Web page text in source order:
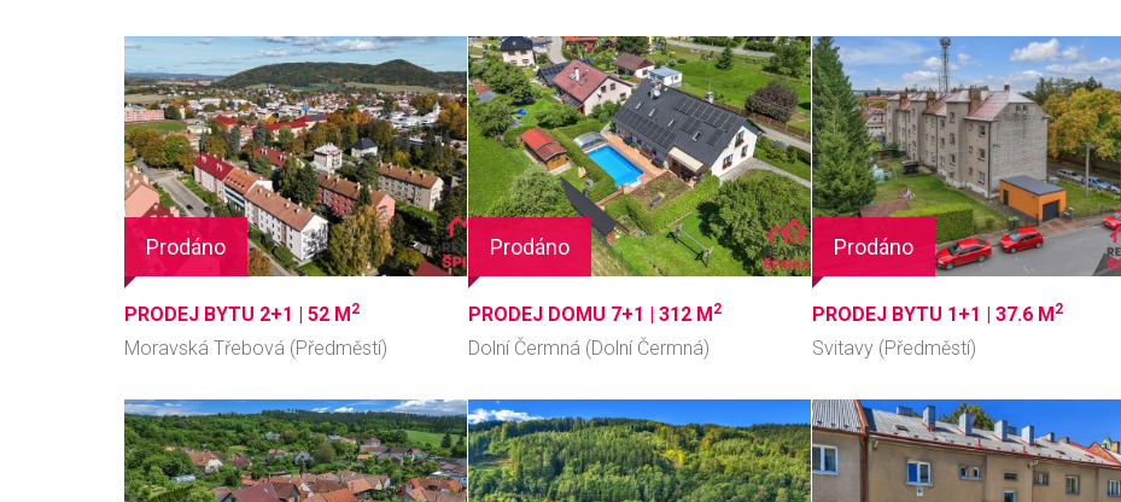
Prodáno
PRODEJ BYTU 2+1 | 52 M 2
Moravská Třebová (Předměstí)
Prodáno
PRODEJ DOMU 7+1 | 312 M 2
Dolní Čermná (Dolní Čermná)
Prodáno
PRODEJ BYTU 1+1 | 37.6 M 2
Svitavy (Předměstí)